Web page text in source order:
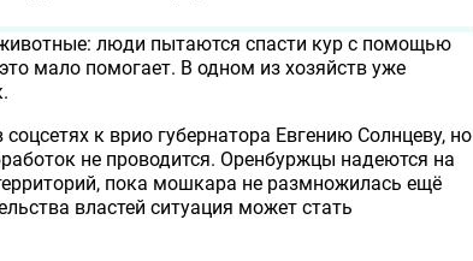
люди пытаются спасти кур с помощью
мало помогает. В одном из хозяйств уже
к врио губернатора Евгению Солнцеву, но
не проводится. Оренбуржцы надеются на
пока мошкара не размножилась ещё
властей ситуация может стать